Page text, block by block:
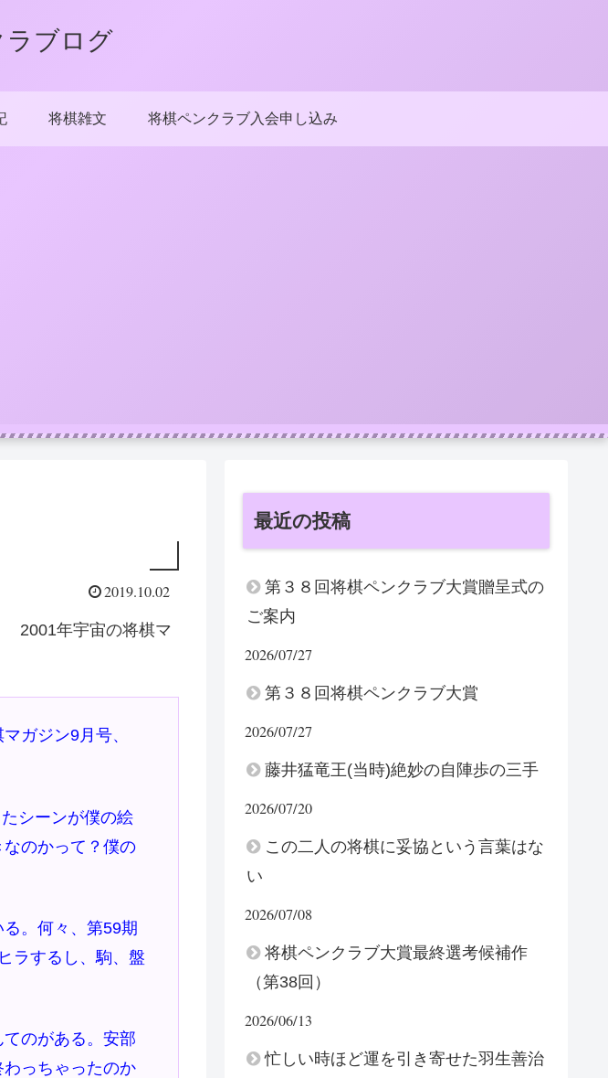
ラブログ
将棋雑文 将棋ペンクラブ入会申し込み
2019.10.02
2001年宇宙の将棋マ
ガジン9月号、
シーンが僕の絵
のかって？僕の
。何々、第59期
ラするし、駒、盤
のがある。安部
っちゃったのか
最近の投稿
第３８回将棋ペンクラブ大賞贈呈式の
ご案内
2026/07/27
第３８回将棋ペンクラブ大賞
2026/07/27
藤井猛竜王(当時)絶妙の自陣歩の三手
2026/07/20
この二人の将棋に妥協という言葉はな
い
2026/07/08
将棋ペンクラブ大賞最終選考候補作
（第38回）
2026/06/13
忙しい時ほど運を引き寄せた羽生善治